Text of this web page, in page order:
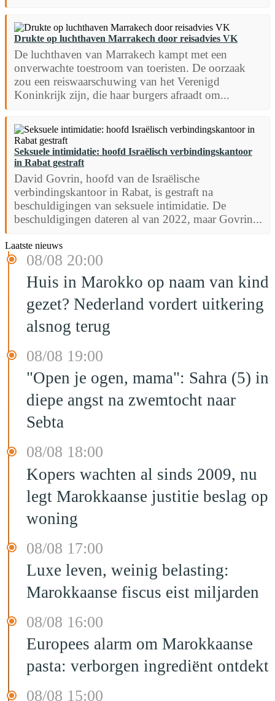
Drukte op luchthaven Marrakech door reisadvies VK
De luchthaven van Marrakech kampt met een
onverwachte toestroom van toeristen. De oorzaak
zou een reiswaarschuwing van het Verenigd
Koninkrijk zijn, die haar burgers afraadt om...
Seksuele intimidatie: hoofd Israëlisch verbindingskantoor
in Rabat gestraft
David Govrin, hoofd van de Israëlische
verbindingskantoor in Rabat, is gestraft na
beschuldigingen van seksuele intimidatie. De
beschuldigingen dateren al van 2022, maar Govrin...
Laatste nieuws
08/08 20:00
Huis in Marokko op naam van kind
gezet? Nederland vordert uitkering
alsnog terug
08/08 19:00
"Open je ogen, mama": Sahra (5) in
diepe angst na zwemtocht naar
Sebta
08/08 18:00
Kopers wachten al sinds 2009, nu
legt Marokkaanse justitie beslag op
woning
08/08 17:00
Luxe leven, weinig belasting:
Marokkaanse fiscus eist miljarden
08/08 16:00
Europees alarm om Marokkaanse
pasta: verborgen ingrediënt ontdekt
08/08 15:00